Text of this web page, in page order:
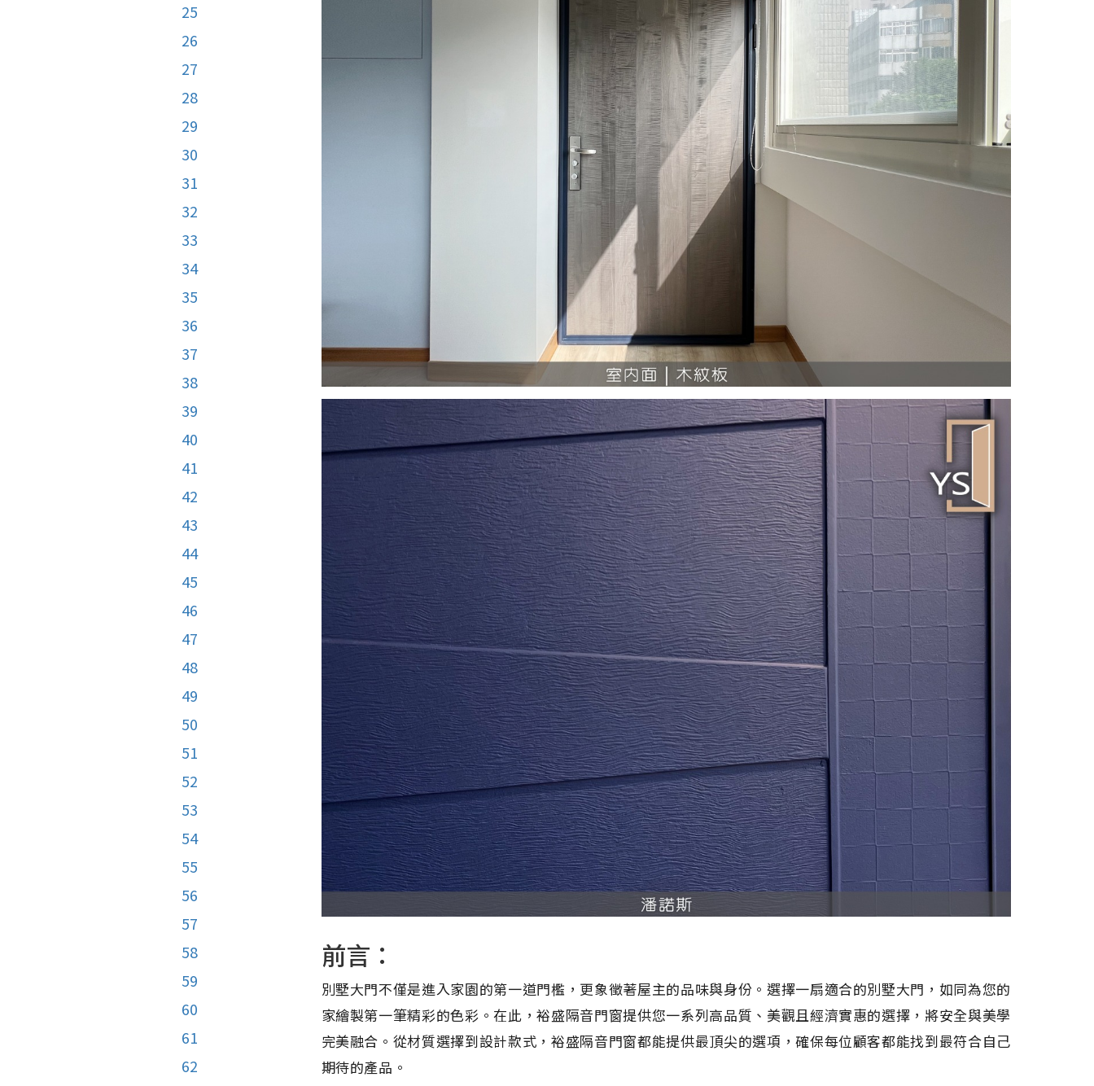
25
26
27
28
29
30
31
32
33
34
35
36
37
38
39
40
41
42
43
44
45
46
47
48
49
50
51
52
53
54
55
56
57
58
59
60
61
62
前言：
別墅大門不僅是進入家園的第一道門檻，更象徵著屋主的品味與身份。選擇一扇適合的別墅大門，如同為您的
家繪製第一筆精彩的色彩。在此，裕盛隔音門窗提供您一系列高品質、美觀且經濟實惠的選擇，將安全與美學
完美融合。從材質選擇到設計款式，裕盛隔音門窗都能提供最頂尖的選項，確保每位顧客都能找到最符合自己
期待的產品。